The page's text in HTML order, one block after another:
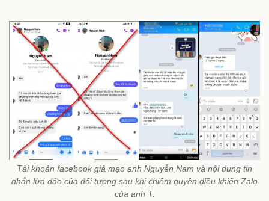
Tài khoản facebook giả mạo anh Nguyễn Nam và nội dung tin
nhắn lừa đảo của đối tượng sau khi chiếm quyền điều khiển Zalo
của anh T.